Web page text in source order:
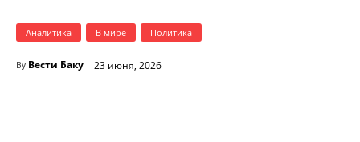
Аналитика В мире Политика
By Вести Баку 23 июня, 2026